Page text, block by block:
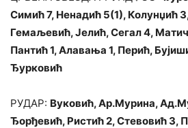
Симић 7, Ненадић 5(1), Колунџић
Гемаљевић, Јелић, Сегал 4,
Пантић 1, Алавања 1, Перић,
Ђурковић
РУДАР: Вуковић, Ар.Мурина,
Ђорђевић, Ристић 2, Стевовић 3,